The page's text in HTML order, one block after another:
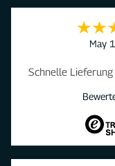
May
Schnelle